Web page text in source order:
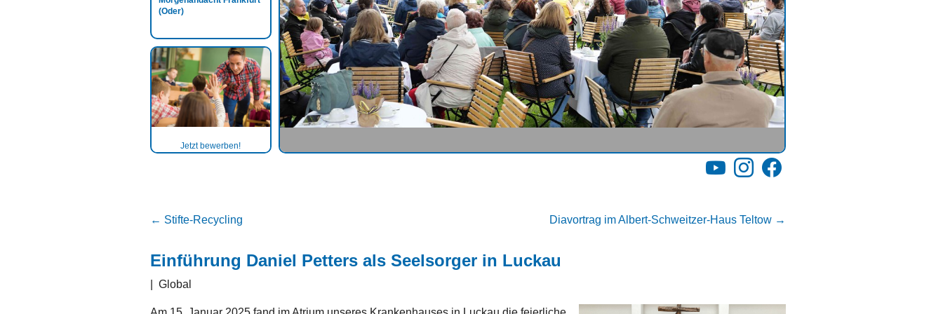
(Oder)
Jetzt bewerben!
YouTubeInstagramFacebook
← Stifte-Recycling Diavortrag im Albert-Schweitzer-Haus Teltow →
Einführung Daniel Petters als Seelsorger in Luckau
Global